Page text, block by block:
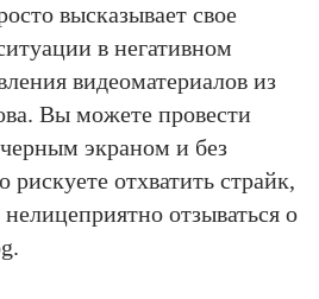
высказывает свое
в негативном
видеоматериалов из
Вы можете провести
экраном и без
отхватить страйк,
отзываться о